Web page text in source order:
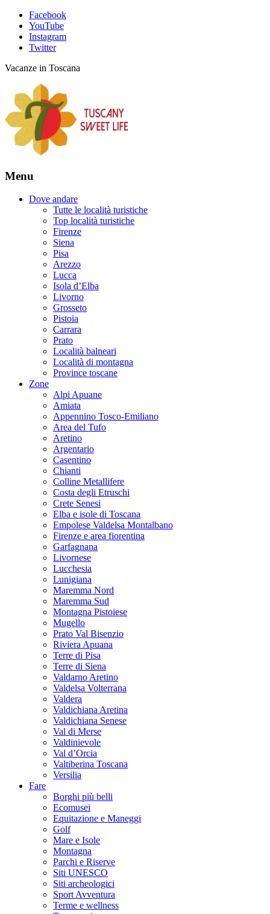
Facebook
YouTube
Instagram
Twitter
Vacanze in Toscana
Menu
Dove andare
Tutte le località turistiche
Top località turistiche
Firenze
Siena
Pisa
Arezzo
Lucca
Isola d’Elba
Livorno
Grosseto
Pistoia
Carrara
Prato
Località balneari
Località di montagna
Province toscane
Zone
Alpi Apuane
Amiata
Appennino Tosco-Emiliano
Area del Tufo
Aretino
Argentario
Casentino
Chianti
Colline Metallifere
Costa degli Etruschi
Crete Senesi
Elba e isole di Toscana
Empolese Valdelsa Montalbano
Firenze e area fiorentina
Garfagnana
Livornese
Lucchesia
Lunigiana
Maremma Nord
Maremma Sud
Montagna Pistoiese
Mugello
Prato Val Bisenzio
Riviera Apuana
Terre di Pisa
Terre di Siena
Valdarno Aretino
Valdelsa Volterrana
Valdera
Valdichiana Aretina
Valdichiana Senese
Val di Merse
Valdinievole
Val d’Orcia
Valtiberina Toscana
Versilia
Fare
Borghi più belli
Ecomusei
Equitazione e Maneggi
Golf
Mare e Isole
Montagna
Parchi e Riserve
Siti UNESCO
Siti archeologici
Sport Avventura
Terme e wellness